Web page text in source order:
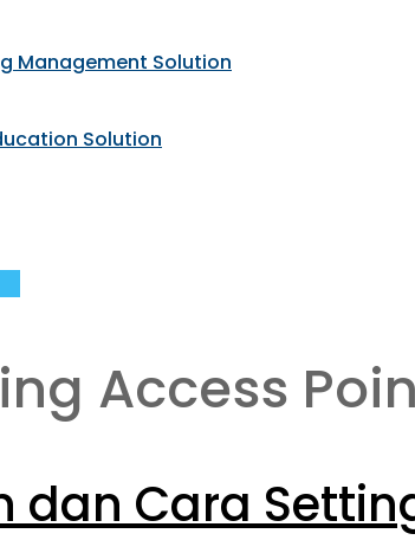
Management Solution
Solution
Access
dan Cara